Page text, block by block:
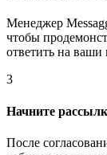
Менеджер
чтобы
ответить на ваши
3
Начните
После